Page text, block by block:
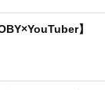
】